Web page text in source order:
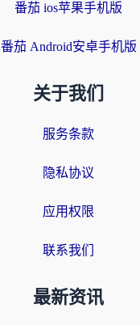
番茄 ios苹果手机版
番茄 Android安卓手机版
关于我们
服务条款
隐私协议
应用权限
联系我们
最新资讯